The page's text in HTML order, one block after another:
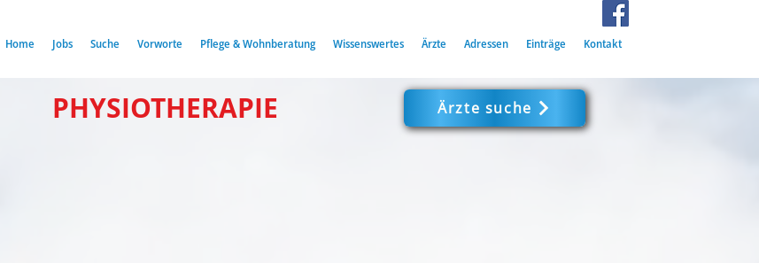
Home Jobs Suche Vorworte Pflege & Wohnberatung Wissenswertes Ärzte Adressen Einträge Kontakt
PHYSIOTHERAPIE Ärzte suche